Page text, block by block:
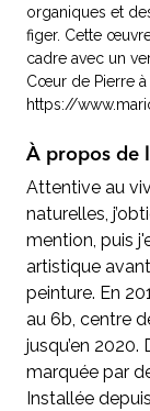
organiques et
figer. Cette
cadre avec un
Cœur de Pierre
https://
À propos de
Attentive au
naturelles,
mention, puis
artistique
peinture. En
au 6b, centre
jusqu’en
marquée par
Installée